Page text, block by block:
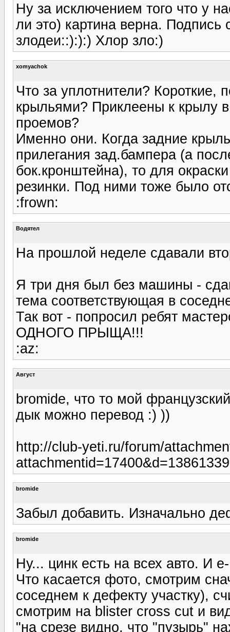
Ну за исключением того что у
ли это) картина верна.
злодеи::):):) Хлор зло:)
xomyachok
Что за уплотнители?
крыльями? Приклеены к крылу
проемов?
Именно они. Когда задние
прилегания зад.бампера (а
бок.кронштейна), то для
резинки. Под ними тоже было
:frown:
Водятел
На прошлой неделе сдавали
Я три дня был без машины -
тема соответствующая в
Так вот - попросил ребят
ОДНОГО ПРЫЩА!!!
:az:
Август
bromide, что то мой
дык можно перевод :) ))
http://club-yeti.ru/forum/
bromide
Забыл добавить. Изначально
bromide
Ну... цинк есть на всех авто. И
Что касается фото, смотрим
соседнем к дефекту участку),
смотрим на blister cross cut и
"на срезе видно, что "пузырь"